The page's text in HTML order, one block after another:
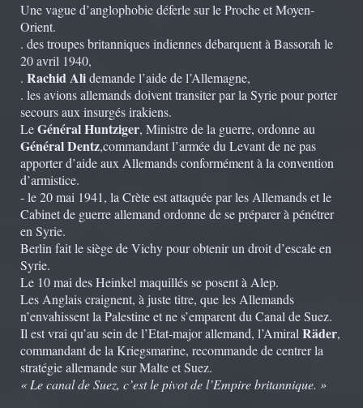
Une vague d’anglophobie déferle sur le Proche et Moyen-
Orient.
. des troupes britanniques indiennes débarquent à Bassorah le
20 avril 1940,
. Rachid Alidemande l’aide de l’Allemagne,
. les avions allemands doivent transiter par la Syrie pour porter
secours aux insurgés irakiens.
LeGénéral Huntziger, Ministre de la guerre, ordonne au
Général Dentz,commandant l’armée du Levant de ne pas
apporter d’aide aux Allemands conformément à la convention
d’armistice.
- le 20 mai 1941, la Crète est attaquée par les Allemands et le
Cabinet de guerre allemand ordonne de se préparer à pénétrer
en Syrie.
Berlin fait le siège de Vichy pour obtenir un droit d’escale en
Syrie.
Le 10 mai des Heinkel maquillés se posent à Alep.
Les Anglais craignent, à juste titre, que les Allemands
n’envahissent la Palestine et ne s’emparent du Canal de Suez.
Il est vrai qu’au sein de l’Etat-major allemand, l’AmiralRäder,
commandant de la Kriegsmarine, recommande de centrer la
stratégie allemande sur Malte et Suez.
« Le canal de Suez, c’est le pivot de l’Empire britannique. »